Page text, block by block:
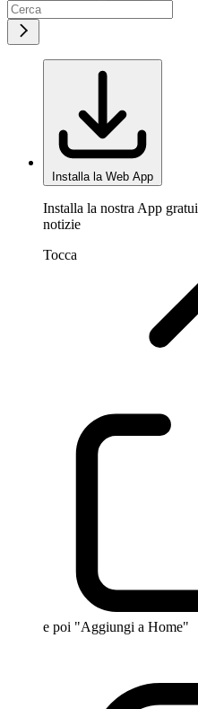
Installa la Web App
Installa la nostra App
notizie
Tocca
e poi "Aggiungi a Home"